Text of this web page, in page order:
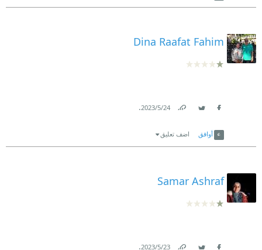
Dina Raafat Fahim
24‏/5‏/2023
.
أوافق اضف تعليق
Samar Ashraf
23‏/5‏/2023
.